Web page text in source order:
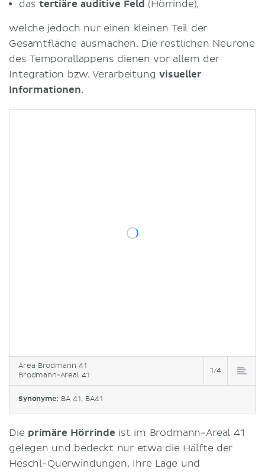
das tertiäre auditive Feld (Hörrinde),
welche jedoch nur einen kleinen Teil der
Gesamtfläche ausmachen. Die restlichen Neurone
des Temporallappens dienen vor allem der
Integration bzw. Verarbeitung visueller
Informationen.
Area Brodmann 41
Brodmann-Areal 41
1/4
Synonyme: BA 41, BA41
Die primäre Hörrinde ist im Brodmann-Areal 41
gelegen und bedeckt nur etwa die Hälfte der
Heschl-Querwindungen. Ihre Lage und